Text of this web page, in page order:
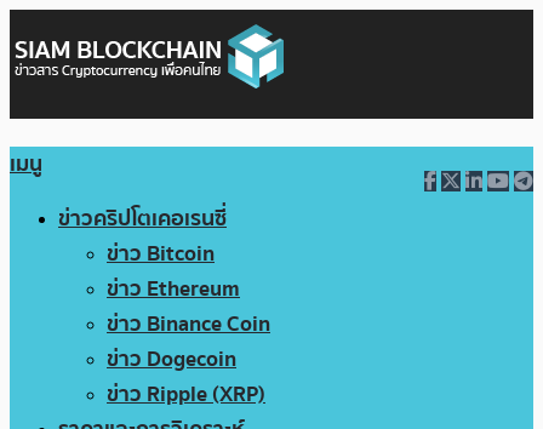
เมนู
ข่าวคริปโตเคอเรนซี่
ข่าว Bitcoin
ข่าว Ethereum
ข่าว Binance Coin
ข่าว Dogecoin
ข่าว Ripple (XRP)